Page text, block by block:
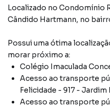
Piscina
Localizado no Condomínio
Cândido Hartmann, no
Possui uma ótima
morar próximo a:
Colégio Imaculada
Acesso ao transporte
Felicidade - 917 - Jardim
Acesso ao transporte